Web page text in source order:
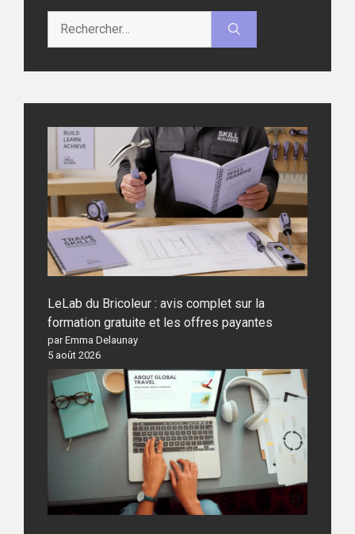
LeLab du Bricoleur : avis complet sur la
formation gratuite et les offres payantes
par Emma Delaunay
5 août 2026